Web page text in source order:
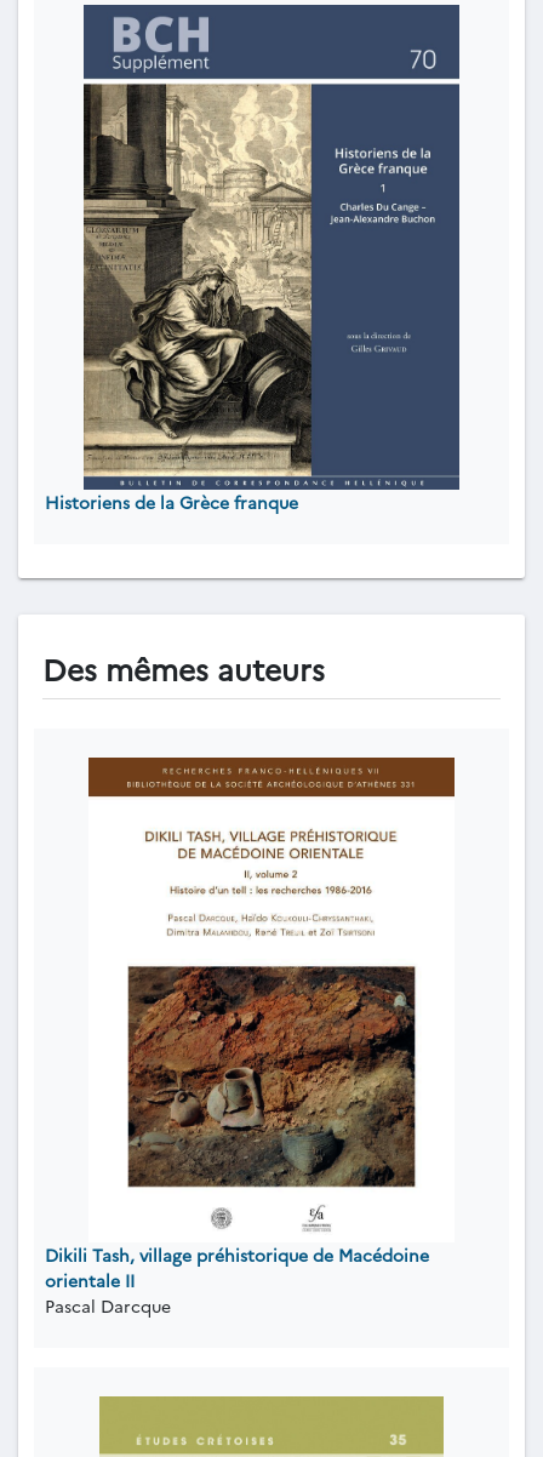
Historiens de la Grèce franque
Des mêmes auteurs
Dikili Tash, village préhistorique de Macédoine
orientale II
Pascal Darcque